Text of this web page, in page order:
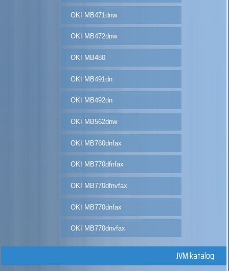
OKI MB471dnw
OKI MB472dnw
OKI MB480
OKI MB491dn
OKI MB492dn
OKI MB562dnw
OKI MB760dnfax
OKI MB770dfnfax
OKI MB770dfnvfax
OKI MB770dnfax
OKI MB770dnvfax
JVM katalog